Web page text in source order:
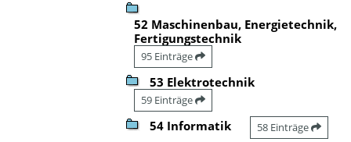
52 Maschinenbau, Energietechnik,
Fertigungstechnik
95 Einträge
53 Elektrotechnik
59 Einträge
54 Informatik 58 Einträge